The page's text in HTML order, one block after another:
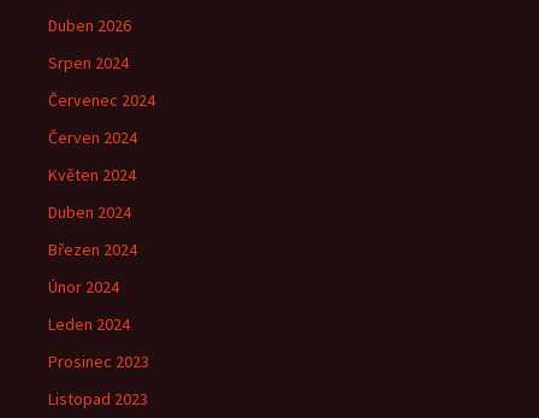
Duben 2026
Srpen 2024
Červenec 2024
Červen 2024
Květen 2024
Duben 2024
Březen 2024
Únor 2024
Leden 2024
Prosinec 2023
Listopad 2023